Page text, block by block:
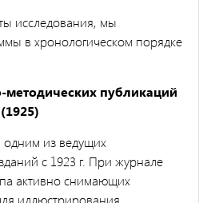
исследования, мы
в хронологическом порядке
методических публикаций
из ведущих
с 1923 г. При журнале
активно снимающих
иллюстрирования